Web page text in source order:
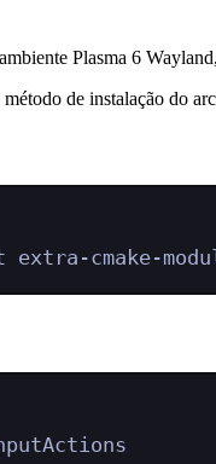
Plasma 6
de instalação do
extra-cmake-